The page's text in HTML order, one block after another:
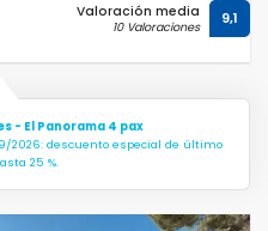
Valoración media
10 Valoraciones 9,1
- El Panorama 4 pax
2026: descuento especial de último
25 %.